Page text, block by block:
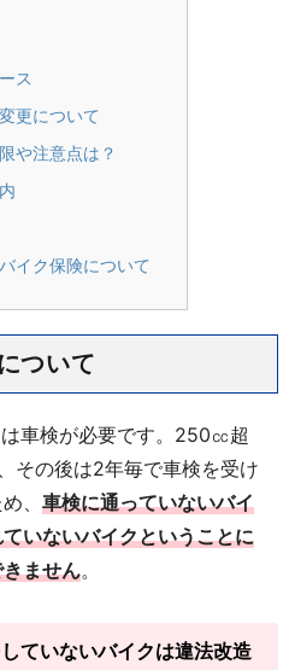
ス
更について
や注意点は？
イク保険について
ついて
車検が必要です。250㏄超
その後は2年毎で車検を受け
、 車検に通っていないバイ
いないバイクということに
ません。
ていないバイクは違法改造